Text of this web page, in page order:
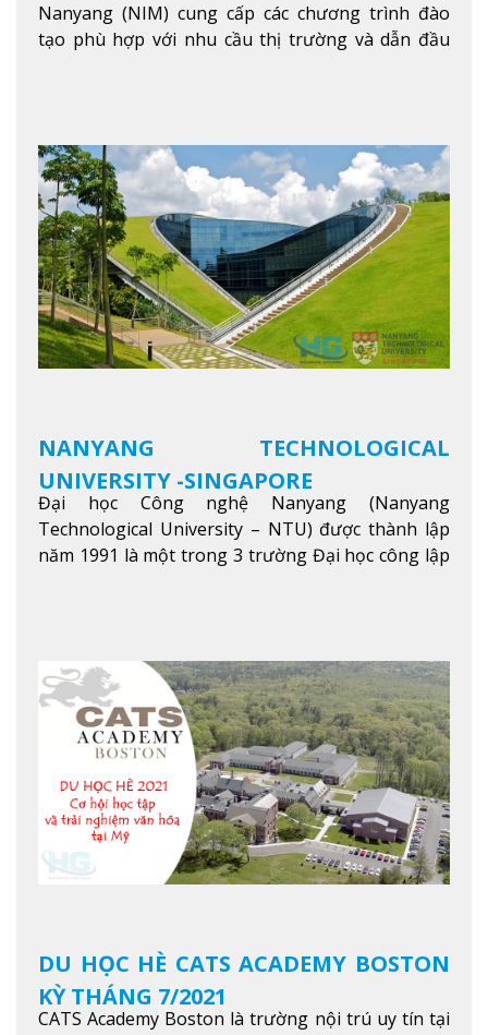
Nanyang (NIM) cung cấp các chương trình đào
tạo phù hợp với nhu cầu thị trường và dẫn đầu
học tập và nghiên cứu chất lượng nhằm nâng cao
kỹ năng, kiến thức và năng lực của sinh viên và các
đối tác của trườngXem thêm
NANYANG TECHNOLOGICAL
UNIVERSITY -SINGAPORE
Đại học Công nghệ Nanyang (Nanyang
Technological University – NTU) được thành lập
năm 1991 là một trong 3 trường Đại học công lập
Khoa học máy tính…Trường cũng được bình chọn
là một trong những ngôi trường đáng học nhất
trong khu vực các nước ASEAN và Châu Á.Xem
thêm
DU HỌC HÈ CATS ACADEMY BOSTON
KỲ THÁNG 7/2021
CATS Academy Boston là trường nội trú uy tín tại